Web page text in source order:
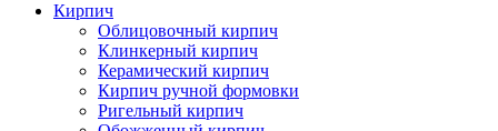
Кирпич
Облицовочный кирпич
Клинкерный кирпич
Керамический кирпич
Кирпич ручной формовки
Ригельный кирпич